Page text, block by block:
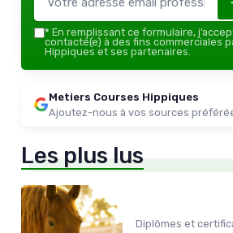
* En remplissant ce formulaire,
contacté(e) à des fins commerciales
Hippiques et ses partenaires.
Metiers Courses Hippiques
Ajoutez-nous à vos sources
Les plus lus